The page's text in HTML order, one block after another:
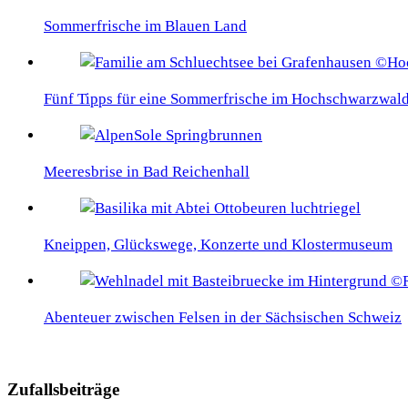
Sommerfrische im Blauen Land
Fünf Tipps für eine Sommerfrische im
Meeresbrise in Bad Reichenhall
Kneippen, Glückswege, Konzerte und Klostermuseum
Abenteuer zwischen Felsen in der Sächsischen Schweiz
Zufallsbeiträge